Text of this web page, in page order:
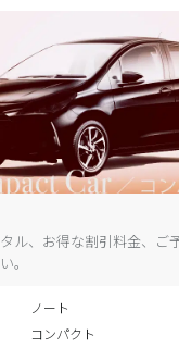
ル、お得な割引料金、ご
。
ノート
コンパクト